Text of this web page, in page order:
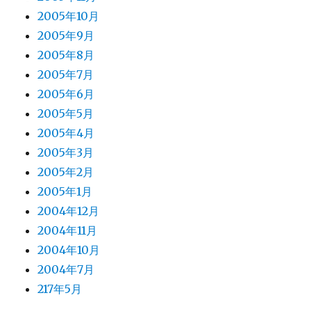
2005年10月
2005年9月
2005年8月
2005年7月
2005年6月
2005年5月
2005年4月
2005年3月
2005年2月
2005年1月
2004年12月
2004年11月
2004年10月
2004年7月
217年5月